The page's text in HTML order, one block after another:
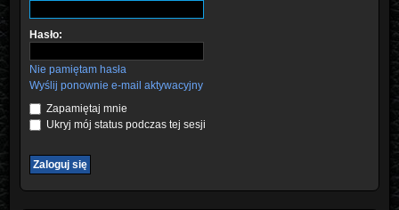
Hasło:
Nie pamiętam hasła
Wyślij ponownie e-mail aktywacyjny
Zapamiętaj mnie
Ukryj mój status podczas tej sesji